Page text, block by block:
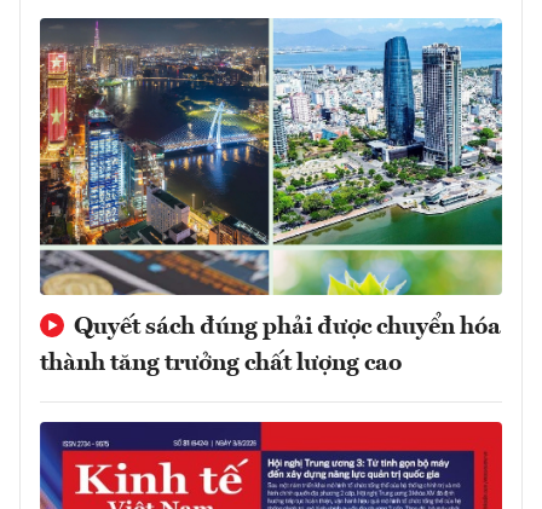
Quyết sách đúng phải được chuyển hóa
thành tăng trưởng chất lượng cao